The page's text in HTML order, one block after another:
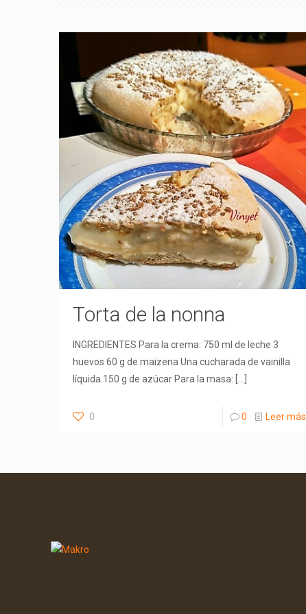
Torta de la nonna
INGREDIENTES Para la crema: 750 ml de leche 3
huevos 60 g de maizena Una cucharada de vainilla
líquida 150 g de azúcar Para la masa:
0 0 Leer más